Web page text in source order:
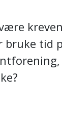
bruke tid